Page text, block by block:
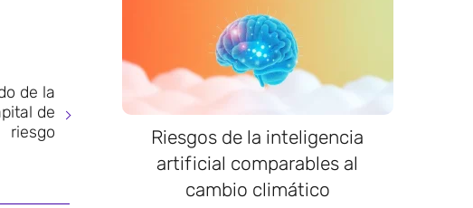
de la
de
riesgo
Riesgos de la inteligencia
artificial comparables al
cambio climático